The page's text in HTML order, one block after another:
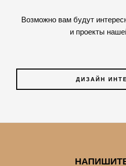
Возможно вам будут
и проекты
ДИЗАЙН